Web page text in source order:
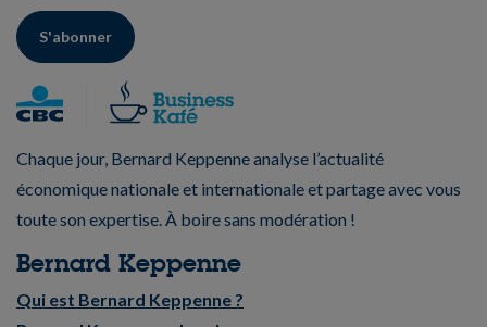
S'abonner
Chaque jour, Bernard Keppenne analyse l’actualité
économique nationale et internationale et partage avec vous
toute son expertise. À boire sans modération !
Bernard Keppenne
Qui est Bernard Keppenne ?